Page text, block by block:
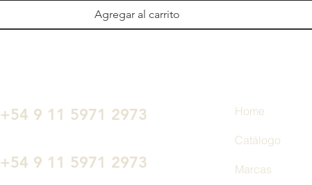
Agregar al carrito
Home
Catálogo
Marcas
+54 9 11 5971 2973
‭+54 9 11 5971 2973‬